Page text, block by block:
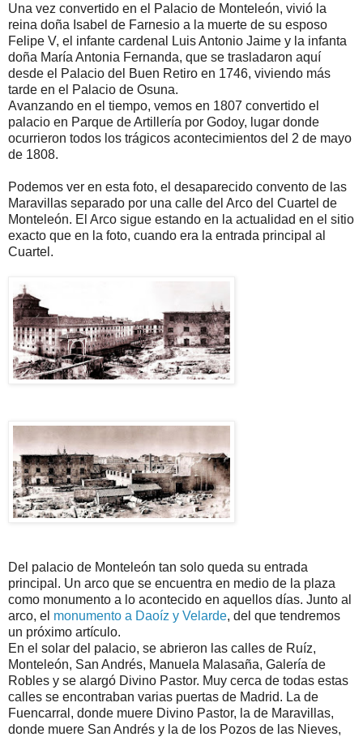
Una vez convertido en el Palacio de Monteleón, vivió la
reina doña Isabel de Farnesio a la muerte de su esposo
Felipe V, el infante cardenal Luis Antonio Jaime y la infanta
doña María Antonia Fernanda, que se trasladaron aquí
desde el Palacio del Buen Retiro en 1746, viviendo más
tarde en el Palacio de Osuna.
Avanzando en el tiempo, vemos en 1807 convertido el
palacio en Parque de Artillería por Godoy, lugar donde
ocurrieron todos los trágicos acontecimientos del 2 de mayo
de 1808.
Podemos ver en esta foto, el desaparecido convento de las
Maravillas separado por una calle del Arco del Cuartel de
Monteleón. El Arco sigue estando en la actualidad en el sitio
exacto que en la foto, cuando era la entrada principal al
Cuartel.
Del palacio de Monteleón tan solo queda su entrada
principal. Un arco que se encuentra en medio de la plaza
como monumento a lo acontecido en aquellos días. Junto al
arco, el monumento a Daoíz y Velarde, del que tendremos
un próximo artículo.
En el solar del palacio, se abrieron las calles de Ruíz,
Monteleón, San Andrés, Manuela Malasaña, Galería de
Robles y se alargó Divino Pastor. Muy cerca de todas estas
calles se encontraban varias puertas de Madrid. La de
Fuencarral, donde muere Divino Pastor, la de Maravillas,
donde muere San Andrés y la de los Pozos de las Nieves,